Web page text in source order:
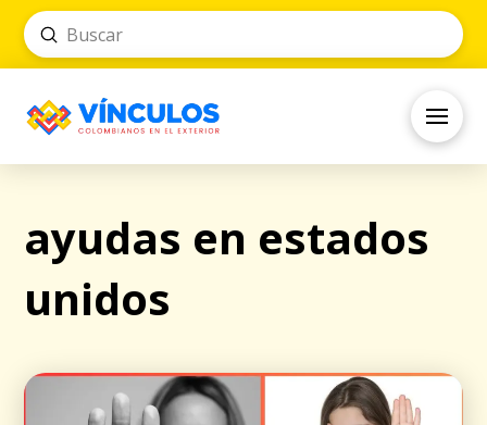
Search
Submit
ayudas en estados
unidos